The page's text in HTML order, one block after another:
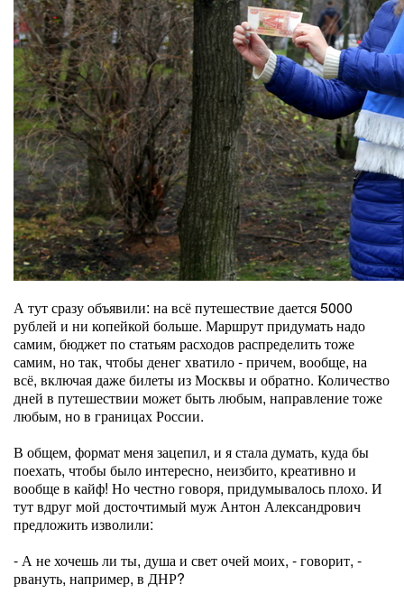
А тут сразу объявили: на всё путешествие дается 5000
рублей и ни копейкой больше. Маршрут придумать надо
самим, бюджет по статьям расходов распределить тоже
самим, но так, чтобы денег хватило - причем, вообще, на
всё, включая даже билеты из Москвы и обратно. Количество
дней в путешествии может быть любым, направление тоже
любым, но в границах России.
В общем, формат меня зацепил, и я стала думать, куда бы
поехать, чтобы было интересно, неизбито, креативно и
вообще в кайф! Но честно говоря, придумывалось плохо. И
тут вдруг мой досточтимый муж Антон Александрович
предложить изволили:
- А не хочешь ли ты, душа и свет очей моих, - говорит, -
рвануть, например, в ДНР?